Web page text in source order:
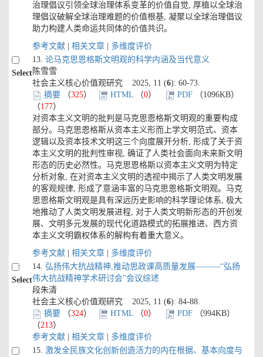
治理倡议引领全球治理体系变革的价值自觉, 厚植以全球治
理倡议破解全球治理难题的价值根基, 凝聚以全球治理倡议
助力构建人类命运共同体的价值共识。
参考文献| 相关文章| 多维度评价
Select
13. 论马克思恩格斯文明观的科学内涵及当代意义
陈雪雪
社会主义核心价值观研究 2025, 11 (6): 60-73.
摘要（325） HTML（0） PDF（1096KB）
（177）
对资本主义文明的批判是马克思恩格斯文明观的重要构成
部分。马克思恩格斯从资本主义形而上学文明范式、资本
逻辑以及资本技术文明这三个向度展开分析, 形成了关于资
本主义文明的批判性审视, 确证了人类社会面向未来新文明
形态的历史必然性。马克思恩格斯以资本主义文明为特定
分析对象, 在对资本主义文明的透视中揭示了人类文明发展
的客观规律, 形成了意涵丰富的马克思恩格斯文明观。马克
思恩格斯文明观是具有深远历史影响的科学理论体系, 极大
地推动了人类文明发展进程, 对于人类文明新形态的开创发
展、文明多元发展的现代化道路模式的拓展推进、西方资
本主义文明霸权体系的解构有着重大意义。
参考文献| 相关文章| 多维度评价
Select
14. 弘扬伟大抗战精神,推动思政课高质量发展———“弘扬
伟大抗战精神学术研讨会”会议综述
段朱清
社会主义核心价值观研究 2025, 11 (6): 84-88.
摘要（324） HTML（0） PDF（994KB）
（213）
参考文献| 相关文章| 多维度评价
15. 激发全民族文化创新创造活力的内在根据、基本向度与